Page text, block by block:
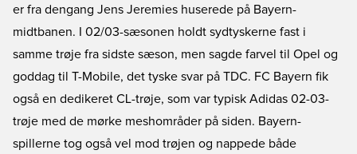
er fra dengang Jens Jeremies huserede på Bayern-
midtbanen. I 02/03-sæsonen holdt sydtyskerne fast i
samme trøje fra sidste sæson, men sagde farvel til Opel og
goddag til T-Mobile, det tyske svar på TDC. FC Bayern fik
også en dedikeret CL-trøje, som var typisk Adidas 02-03-
trøje med de mørke meshområder på siden. Bayern-
spillerne tog også vel mod trøjen og nappede både